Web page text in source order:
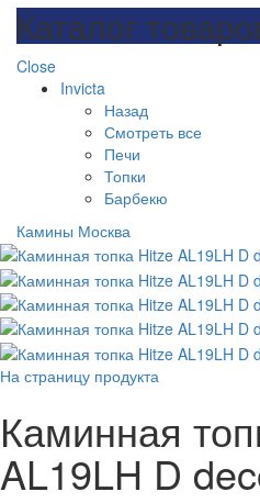
Каталог
Close
Invicta
Назад
Смотреть все
Печи
Топки
Барбекю
Камины Москва
На страницу продукта
Каминная
AL19LH D